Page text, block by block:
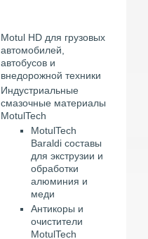
Motul HD для грузовых
автомобилей,
автобусов и
внедорожной техники
Индустриальные
смазочные материалы
MotulTech
MotulTech
Baraldi составы
для экструзии и
обработки
алюминия и
меди
Антикоры и
очистители
MotulTech